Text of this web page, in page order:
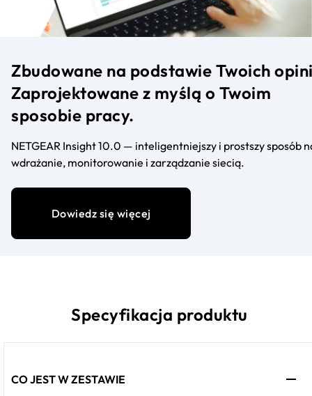
Zbudowane na podstawie Twoich
Zaprojektowane z myślą o Twoim
sposobie pracy.
NETGEAR Insight 10.0 — inteligentniejszy i prostszy sposób
wdrażanie, monitorowanie i zarządzanie siecią.
Dowiedz się więcej
Specyfikacja produktu
CO JEST W ZESTAWIE